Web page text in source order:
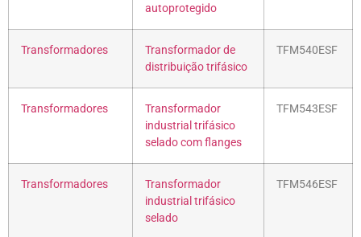
autoprotegido
Transformadores
Transformador de
distribuição trifásico
TFM540ESF
Transformadores
Transformador
industrial trifásico
selado com flanges
TFM543ESF
Transformadores
Transformador
industrial trifásico
selado
TFM546ESF